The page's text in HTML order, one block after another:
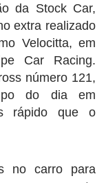
da Stock Car,
extra realizado
Velocitta, em
Car Racing.
número 121,
do dia em
rápido que o
no carro para